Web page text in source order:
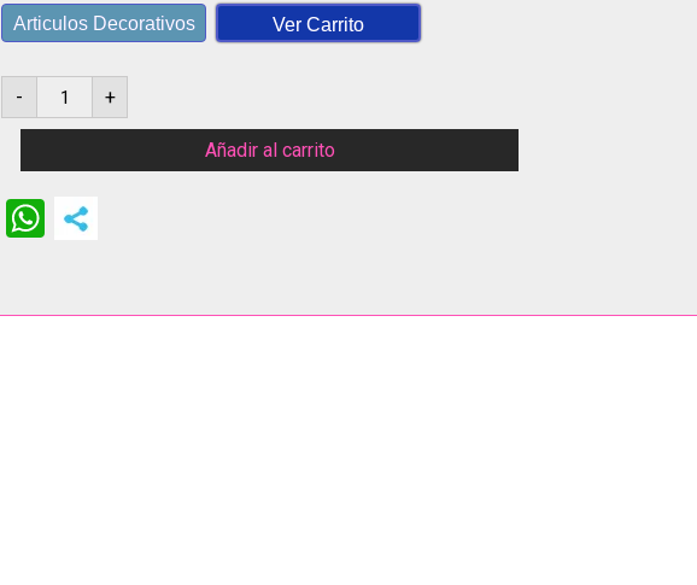
Articulos Decorativos Ver Carrito
-
Base
lujo
x1
torta
pasabocas
cantidad
+
Añadir al carrito
WhatsApp